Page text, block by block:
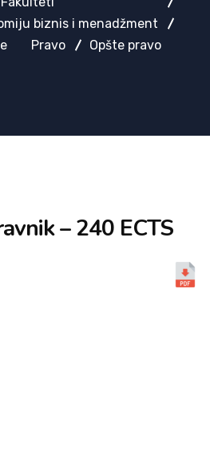
biznis i menadžment
Pravo Opšte pravo
– 240 ECTS